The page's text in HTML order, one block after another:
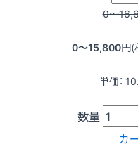
0〜
0〜15,800円(
単価：
数量
カ